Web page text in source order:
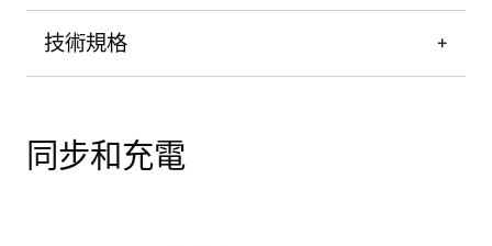
技術規格
同步和充電